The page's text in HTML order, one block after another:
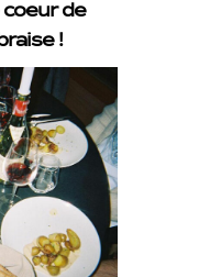
de
!